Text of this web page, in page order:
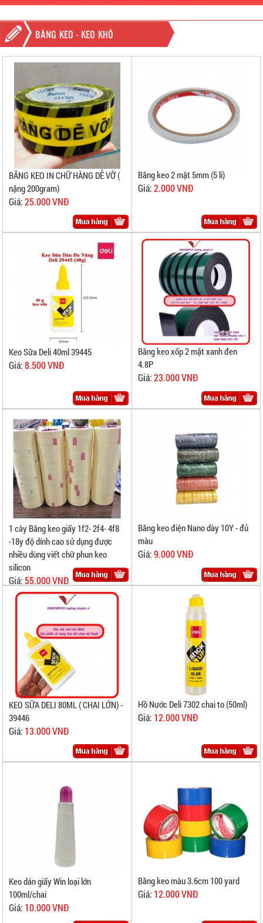
BĂNG KEO - KEO KHÔ
BĂNG KEO IN CHỮ HÀNG DỄ VỠ (
nặng 200gram)
Giá:25.000 VNĐ
Băng keo 2 mặt 5mm (5 li)
Giá:2.000 VNĐ
Keo Sữa Deli 40ml 39445
Giá:8.500 VNĐ
Băng keo xốp 2 mặt xanh đen
4.8P
Giá:23.000 VNĐ
1 cây Băng keo giấy 1f2- 2f4- 4f8
-18y độ dính cao sử dụng được
nhiều dùng viết chữ phun keo
silicon
Giá: 55.000 VNĐ
Băng keo điện Nano dày 10Y - đủ
màu
Giá:9.000 VNĐ
KEO SỮA DELI 80ML ( CHAI LỚN) -
39446
Giá: 13.000 VNĐ
Hồ Nước Deli 7302 chai to (50ml)
Giá: 12.000 VNĐ
Keo dán giấy Win loại lớn
100ml/chai
Giá: 10.000 VNĐ
Băng keo màu 3.6cm 100 yard
Giá: 12.000 VNĐ